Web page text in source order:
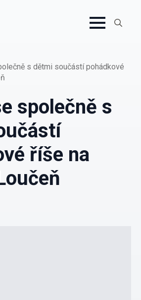
s dětmi součástí pohádkové
společně s
říše na